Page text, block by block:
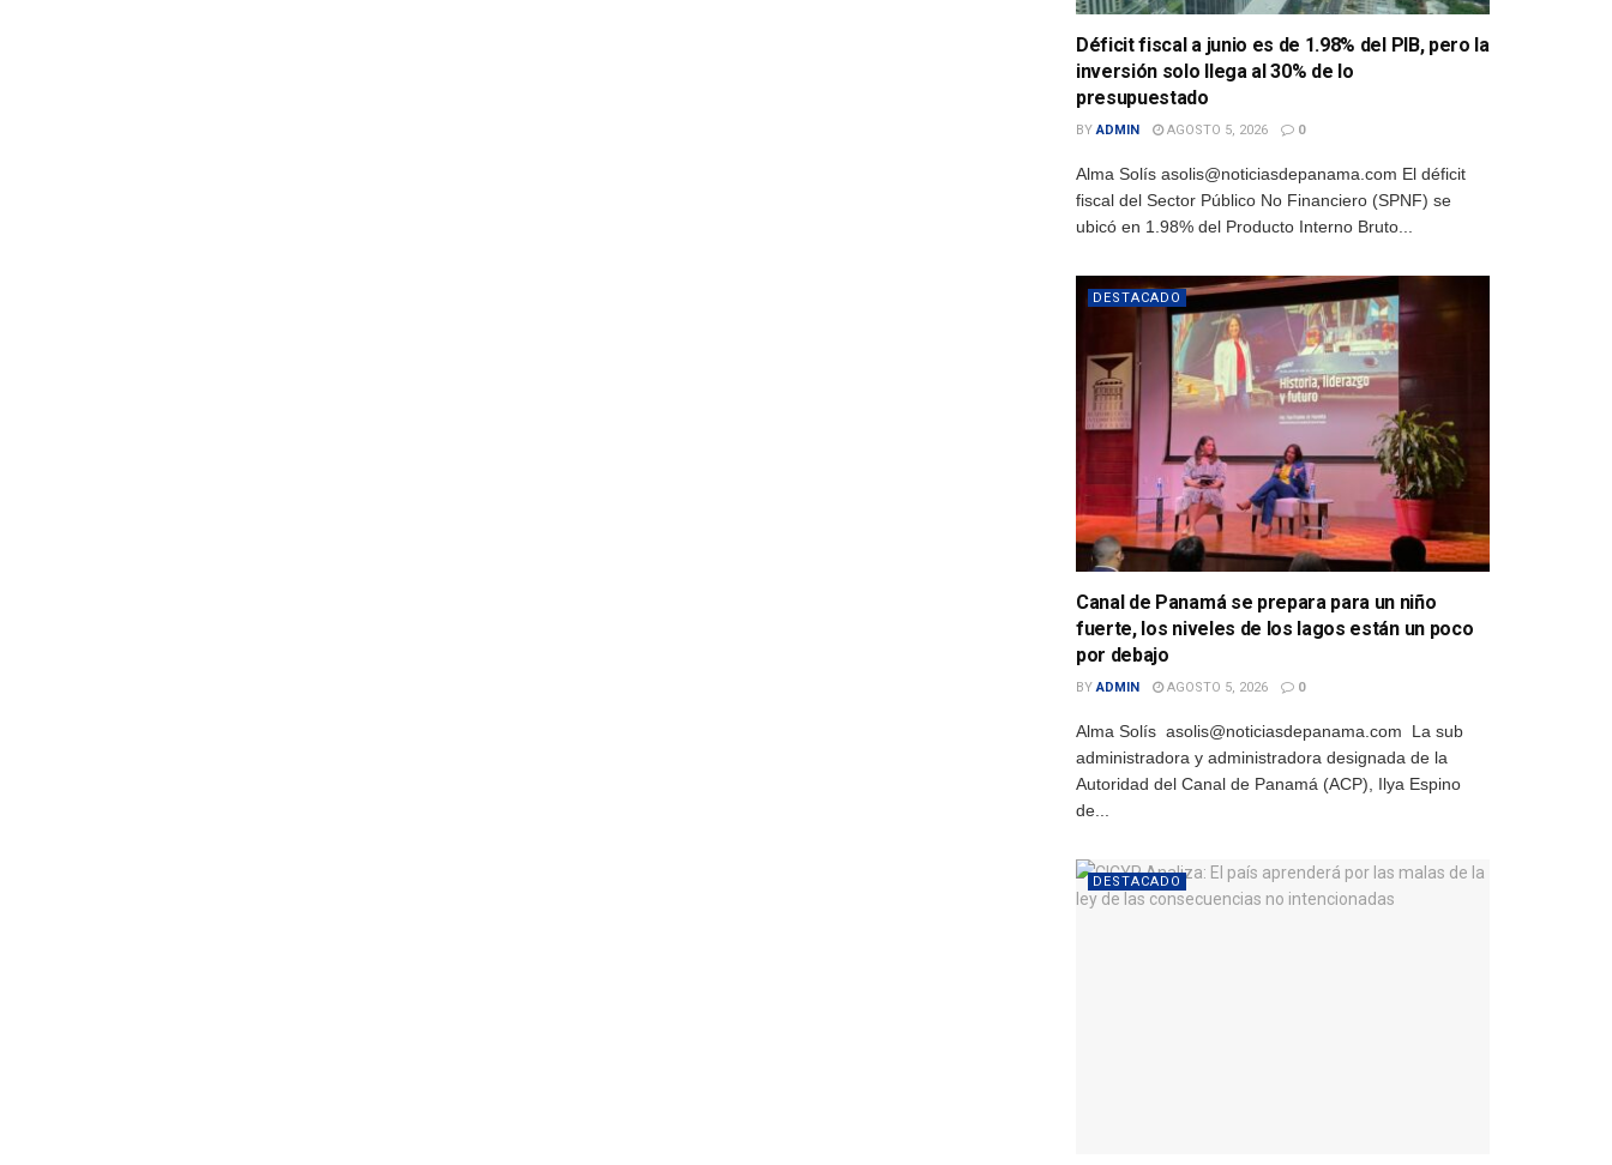
Déficit fiscal a junio es de 1.98% del PIB, pero la
inversión solo llega al 30% de lo
presupuestado
BY ADMIN AGOSTO 5, 2026 0
Alma Solís asolis@noticiasdepanama.com El déficit
fiscal del Sector Público No Financiero (SPNF) se
ubicó en 1.98% del Producto Interno Bruto...
DESTACADO
Canal de Panamá se prepara para un niño
fuerte, los niveles de los lagos están un poco
por debajo
BY ADMIN AGOSTO 5, 2026 0
Alma Solís asolis@noticiasdepanama.com La sub
administradora y administradora designada de la
Autoridad del Canal de Panamá (ACP), Ilya Espino
de...
DESTACADO